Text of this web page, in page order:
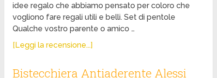
idee regalo che abbiamo pensato per coloro che
vogliono fare regali utili e belli. Set di pentole
Qualche vostro parente o amico …
[Leggi la recensione...]
Bistecchiera Antiaderente Alessi